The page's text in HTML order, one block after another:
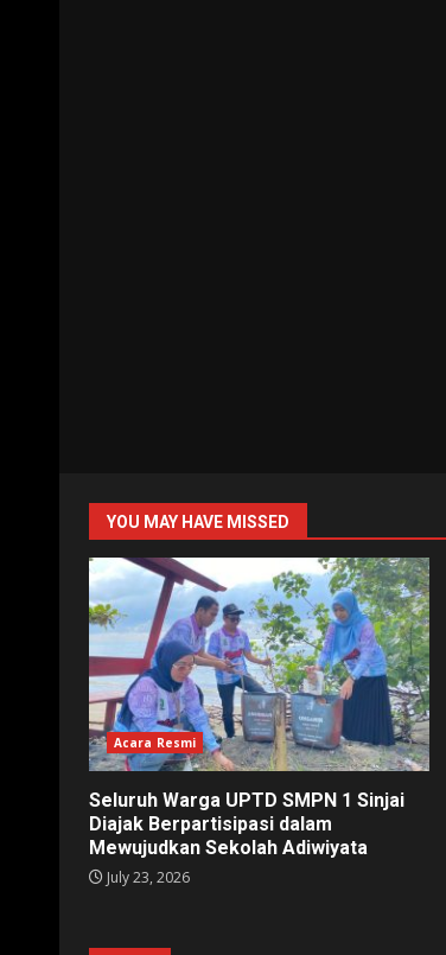
YOU MAY HAVE MISSED
Acara Resmi
Seluruh Warga UPTD SMPN 1 Sinjai
Diajak Berpartisipasi dalam
Mewujudkan Sekolah Adiwiyata
July 23, 2026